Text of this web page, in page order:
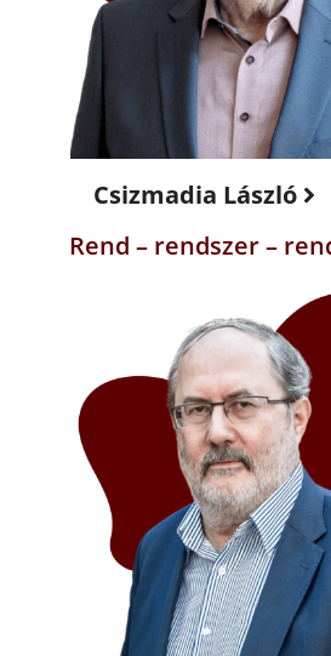
Csizmadia László
Rend – rendszer –